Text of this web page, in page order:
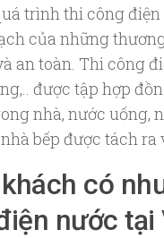
trình thi công
của những
an toàn. Thi công
được tập hợp
nhà, nước uống,
bếp được tách
có
nước tại